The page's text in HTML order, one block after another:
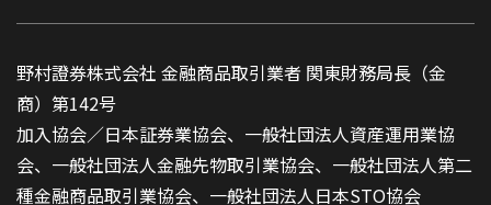
野村證券株式会社 金融商品取引業者 関東財務局長（金
商）第142号
加入協会／日本証券業協会、一般社団法人資産運用業協
会、一般社団法人金融先物取引業協会、一般社団法人第二
種金融商品取引業協会、一般社団法人日本STO協会